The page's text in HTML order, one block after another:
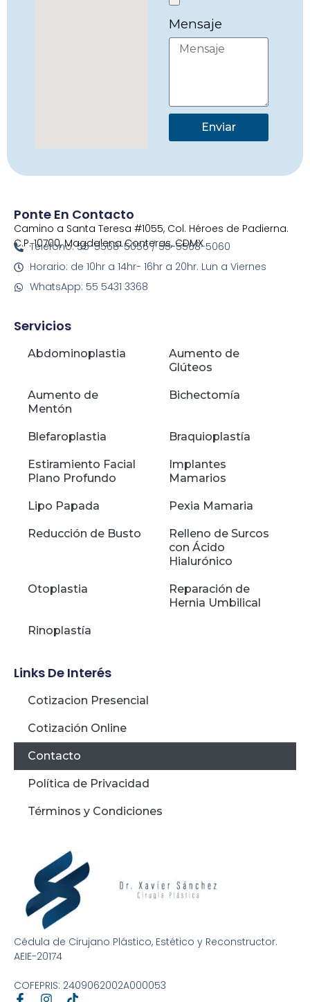
Mensaje
Enviar
Cédula de Cirujano Plástico, Estético y Reconstructor.
AEIE-20174
COFEPRIS: 2409062002A000053
Servicios
Abdominoplastia
Aumento de
Glúteos
Aumento de
Mentón
Bichectomía
Blefaroplastia Braquioplastía
Estiramiento Facial
Plano Profundo
Implantes
Mamarios
Lipo Papada Pexia Mamaria
Reducción de Busto
Relleno de Surcos
con Ácido
Hialurónico
Otoplastia
Reparación de
Hernia Umbilical
Rinoplastía
Links De Interés
Cotizacion Presencial
Cotización Online
Contacto
Política de Privacidad
Términos y Condiciones
Ponte En Contacto
Camino a Santa Teresa #1055, Col. Héroes de Padierna.
C.P. 10700, Magdalena Conteras, CDMX
Telefono: 55-5568-5056 / 55-5568-5060
Horario: de 10hr a 14hr- 16hr a 20hr. Lun a Viernes
WhatsApp: 55 5431 3368